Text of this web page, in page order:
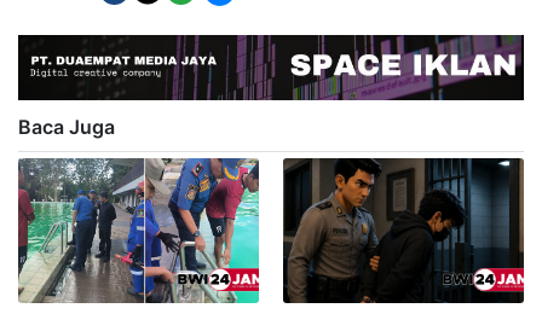
Baca Juga